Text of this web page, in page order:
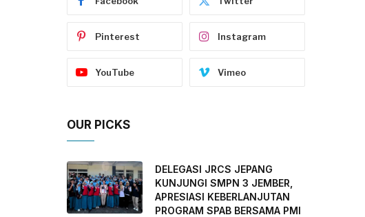
Pinterest Instagram
YouTube Vimeo
OUR PICKS
DELEGASI JRCS JEPANG
KUNJUNGI SMPN 3 JEMBER,
APRESIASI KEBERLANJUTAN
PROGRAM SPAB BERSAMA PMI